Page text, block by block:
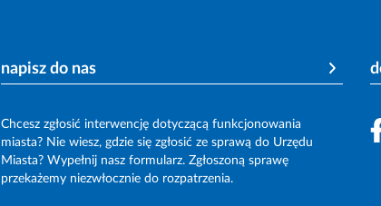
napisz do nas
Chcesz zgłosić interwencję dotyczącą funkcjonowania
miasta? Nie wiesz, gdzie się zgłosić ze sprawą do Urzędu
Miasta? Wypełnij nasz formularz. Zgłoszoną sprawę
przekażemy niezwłocznie do rozpatrzenia.